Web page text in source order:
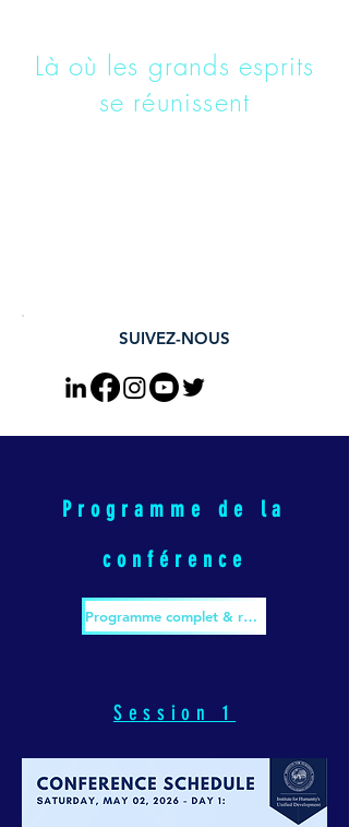
Là où les grands esprits
se réunissent
SUIVEZ-NOUS
Programme de la
conférence
Programme complet & résumés
Session 1